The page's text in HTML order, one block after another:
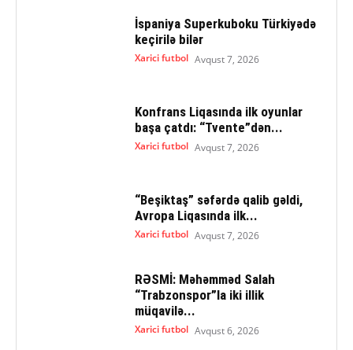
İspaniya Superkuboku Türkiyədə
keçirilə bilər
Xarici futbol Avqust 7, 2026
Konfrans Liqasında ilk oyunlar
başa çatdı: “Tvente”dən...
Xarici futbol Avqust 7, 2026
“Beşiktaş” səfərdə qalib gəldi,
Avropa Liqasında ilk...
Xarici futbol Avqust 7, 2026
RƏSMİ: Məhəmməd Salah
“Trabzonspor”la iki illik
müqavilə...
Xarici futbol Avqust 6, 2026